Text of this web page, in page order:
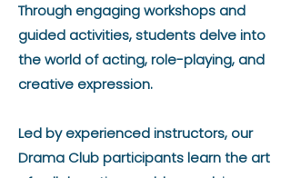
Through engaging workshops and
guided activities, students delve into
the world of acting, role-playing, and
creative expression.
Led by experienced instructors, our
Drama Club participants learn the art